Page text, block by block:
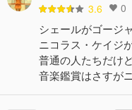
3.6 0
シェールがゴージ
ニコラス・ケイジ
普通の人たちだけ
音楽鑑賞はさすが